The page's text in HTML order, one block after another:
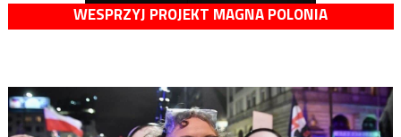
WESPRZYJ PROJEKT MAGNA POLONIA